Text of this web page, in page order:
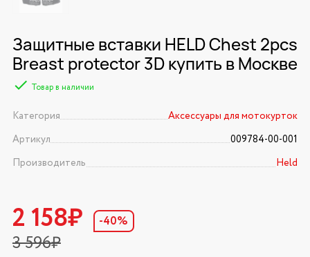
Защитные вставки HELD Chest 2pcs
Breast protector 3D купить в Москве
Товар в наличии
Категория
Аксессуары для мотокурток
Артикул
009784-00-001
Производитель
Held
2 158₽
3 596₽
-40%